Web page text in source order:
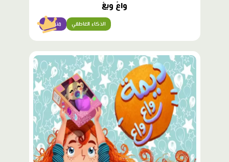
واعْ ويعْ
متوسّط الذكاء العاطفي
محتوى
مميّز